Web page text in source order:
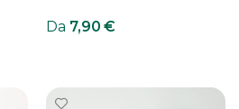
Da 7,90 €